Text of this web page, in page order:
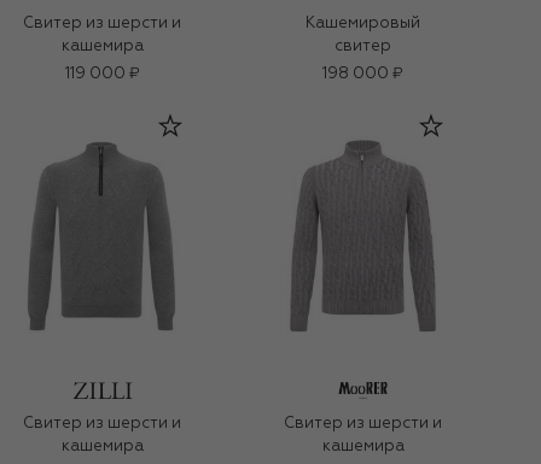
Свитер из шерсти и
кашемира
119 000 ₽
Кашемировый
свитер
198 000 ₽
Свитер из шерсти и
кашемира
Свитер из шерсти и
кашемира